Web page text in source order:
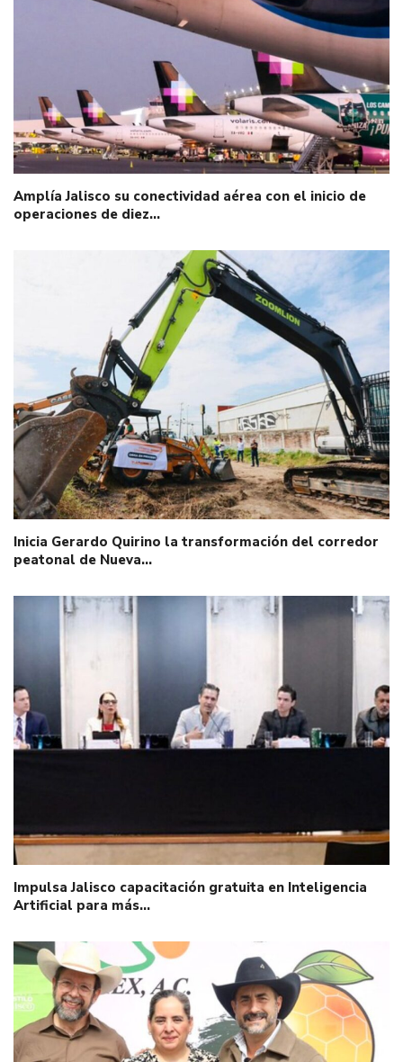
Amplía Jalisco su conectividad aérea con el inicio de
operaciones de diez…
Inicia Gerardo Quirino la transformación del corredor
peatonal de Nueva…
Impulsa Jalisco capacitación gratuita en Inteligencia
Artificial para más…